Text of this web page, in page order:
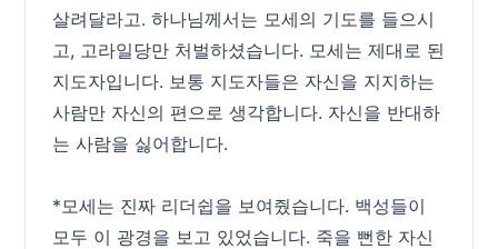
살려달라고. 하나님께서는 모세의 기도를 들으시
고, 고라일당만 처벌하셨습니다. 모세는 제대로 된
지도자입니다. 보통 지도자들은 자신을 지지하는
사람만 자신의 편으로 생각합니다. 자신을 반대하
는 사람을 싫어합니다.
*모세는 진짜 리더쉽을 보여줬습니다. 백성들이
모두 이 광경을 보고 있었습니다. 죽을 뻔한 자신